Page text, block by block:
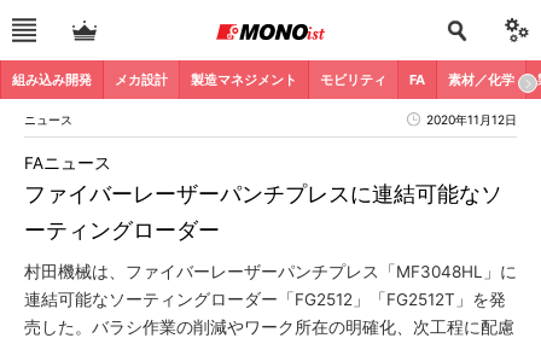
組み込み開発 メカ設計 製造マネジメント モビリティ FA 素材／化学
ニュース 2020年11月12日
ファイバーレーザーパンチプレスに連結可能なソ
ーティングローダー
FAニュース
村田機械は、ファイバーレーザーパンチプレス「MF3048HL」に
連結可能なソーティングローダー「FG2512」「FG2512T」を発
売した。バラシ作業の削減やワーク所在の明確化、次工程に配慮